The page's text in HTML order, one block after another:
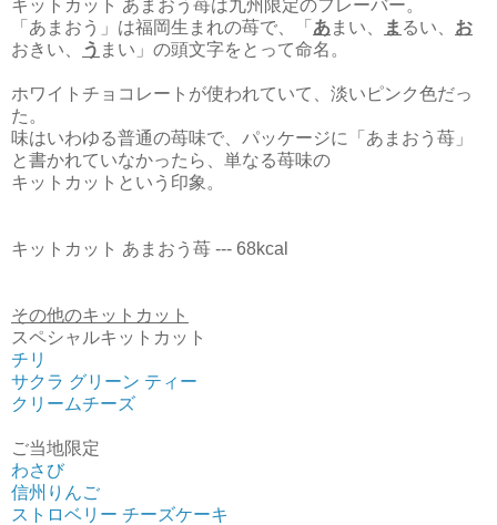
キットカット あまおう苺は九州限定のフレーバー。
「あまおう」は福岡生まれの苺で、「 あまい、 ま るい、 お
おきい、
う まい」の頭文字をとって命名。
ホワイトチョコレートが使われていて、淡いピンク色だっ
た。
味はいわゆる普通の苺味で、パッケージに「あまおう苺」
と書かれていなかったら、単なる苺味の
キットカットという印象。
キットカット あまおう苺 --- 68kcal
その他のキットカット
スペシャルキットカット
チリ
サクラ グリーン ティー
クリームチーズ
ご当地限定
わさび
信州りんご
ストロベリー チーズケーキ